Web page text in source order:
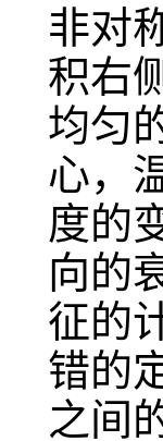
非对
积右
均匀
心，
度的
向的
征的
错的
之间